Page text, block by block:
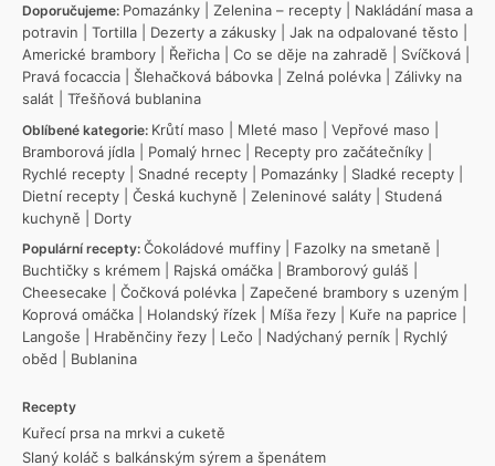
Doporučujeme: Pomazánky Zelenina – recepty
Nakládání masa a
potravin
Tortilla Dezerty a zákusky Jak na odpalované těsto
Americké brambory
Řeřicha Co se děje na zahradě Svíčková
Pravá focaccia
Šlehačková bábovka Zelná polévka
Zálivky na
salát
Třešňová bublanina
Oblíbené kategorie: Krůtí maso Mleté maso Vepřové maso
Bramborová jídla
Pomalý hrnec Recepty pro začátečníky
Rychlé recepty
Snadné recepty Pomazánky Sladké recepty
Dietní recepty
Česká kuchyně Zeleninové saláty
Studená
kuchyně
Dorty
Populární recepty: Čokoládové muffiny Fazolky na smetaně
Buchtičky s krémem
Rajská omáčka Bramborový guláš
Cheesecake
Čočková polévka Zapečené brambory s uzeným
Koprová omáčka
Holandský řízek Míša řezy Kuře na paprice
Langoše
Hraběnčiny řezy Lečo Nadýchaný perník
Rychlý
oběd
Bublanina
Recepty
Kuřecí prsa na mrkvi a cuketě
Slaný koláč s balkánským sýrem a špenátem